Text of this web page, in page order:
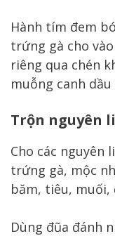
Hành tím đem
trứng gà cho
riêng qua chén
muỗng canh
Trộn nguyên
Cho các nguyên
trứng gà, mộc
băm, tiêu, muối,
Dùng đũa đánh